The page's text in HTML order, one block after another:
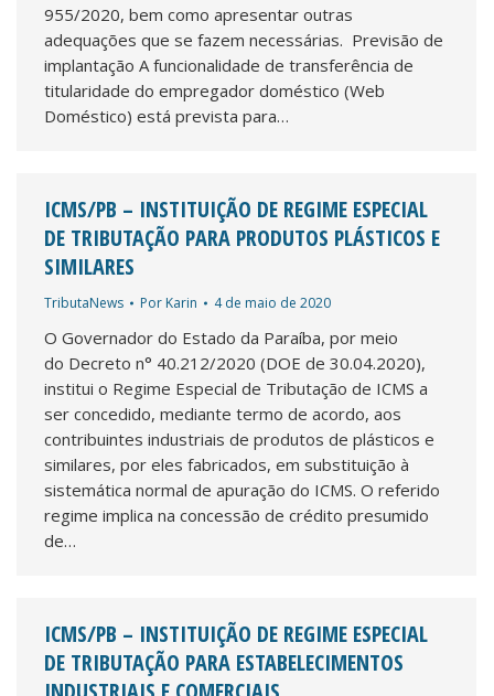
955/2020, bem como apresentar outras
adequações que se fazem necessárias. Previsão de
implantação A funcionalidade de transferência de
titularidade do empregador doméstico (Web
Doméstico) está prevista para…
ICMS/PB – INSTITUIÇÃO DE REGIME ESPECIAL
DE TRIBUTAÇÃO PARA PRODUTOS PLÁSTICOS E
SIMILARES
TributaNews Por Karin 4 de maio de 2020
O Governador do Estado da Paraíba, por meio
do Decreto n° 40.212/2020 (DOE de 30.04.2020),
institui o Regime Especial de Tributação de ICMS a
ser concedido, mediante termo de acordo, aos
contribuintes industriais de produtos de plásticos e
similares, por eles fabricados, em substituição à
sistemática normal de apuração do ICMS. O referido
regime implica na concessão de crédito presumido
de…
ICMS/PB – INSTITUIÇÃO DE REGIME ESPECIAL
DE TRIBUTAÇÃO PARA ESTABELECIMENTOS